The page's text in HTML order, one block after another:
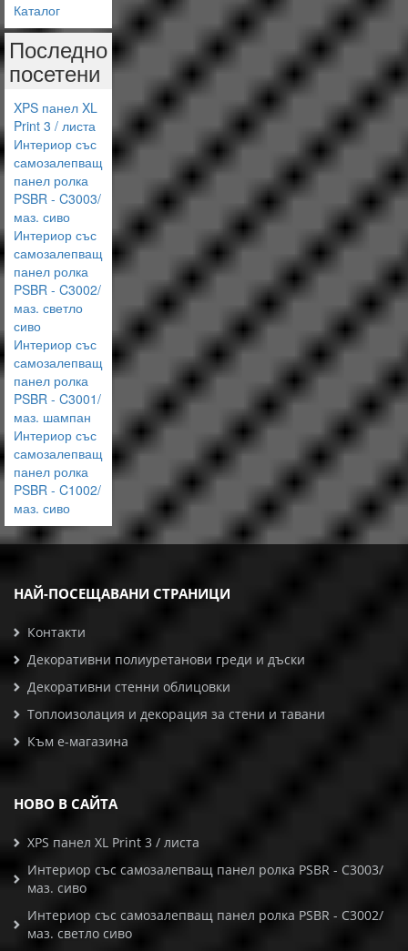
Каталог
Последно
посетени
XPS панел XL
Print 3 / листа
Интериор със
самозалепващ
панел ролка
PSBR - C3003/
маз. сиво
Интериор със
самозалепващ
панел ролка
PSBR - C3002/
маз. светло
сиво
Интериор със
самозалепващ
панел ролка
PSBR - C3001/
маз. шампан
Интериор със
самозалепващ
панел ролка
PSBR - C1002/
маз. сиво
НАЙ-ПОСЕЩАВАНИ СТРАНИЦИ
Контакти
Декоративни полиуретанови греди и дъски
Декоративни стенни облицовки
Топлоизолация и декорация за стени и тавани
Към е-магазина
НОВО В САЙТА
XPS панел XL Print 3 / листа
Интериор със самозалепващ панел ролка PSBR - C3003/
маз. сиво
Интериор със самозалепващ панел ролка PSBR - C3002/
маз. светло сиво